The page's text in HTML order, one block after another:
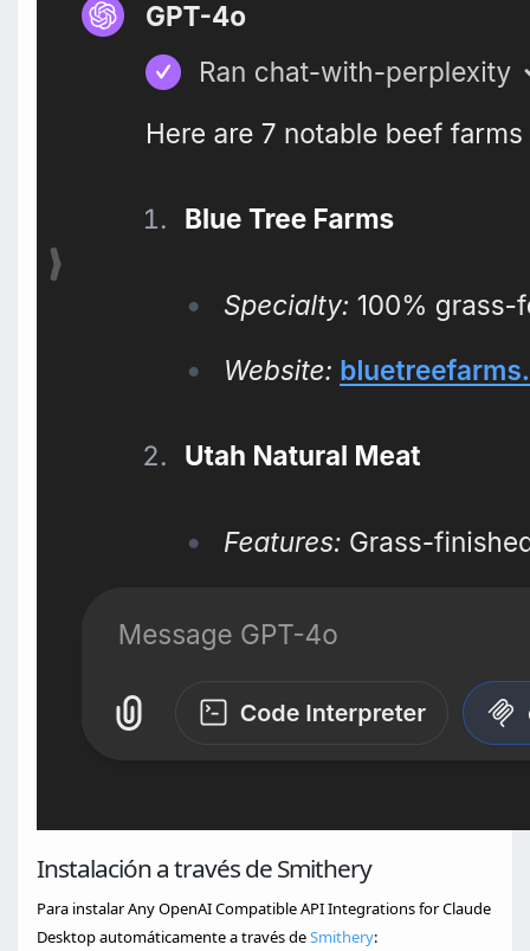
Instalación a través de Smithery
Para instalar Any OpenAI Compatible API Integrations for Claude
Desktop automáticamente a través deSmithery: